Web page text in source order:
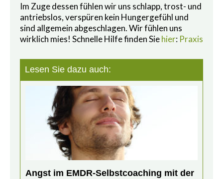
Im Zuge dessen fühlen wir uns schlapp, trost- und
antriebslos, verspüren kein Hungergefühl und
sind allgemein abgeschlagen. Wir fühlen uns
wirklich mies! Schnelle Hilfe finden Siehier: Praxis
Lesen Sie dazu auch:
Angst im EMDR-Selbstcoaching mit der